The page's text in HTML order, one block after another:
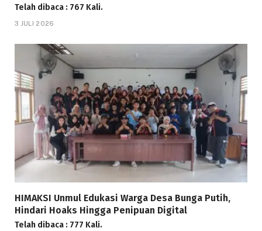
Telah dibaca : 767 Kali.
3 JULI 2026
HIMAKSI Unmul Edukasi Warga Desa Bunga Putih,
Hindari Hoaks Hingga Penipuan Digital
Telah dibaca : 777 Kali.